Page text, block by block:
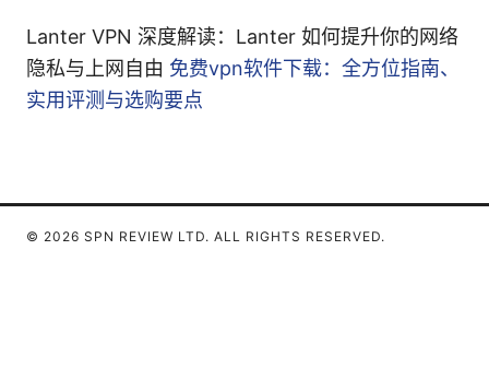
Lanter VPN 深度解读：Lanter 如何提升你的网络
隐私与上网自由 免费vpn软件下载：全方位指南、
实用评测与选购要点
© 2026 SPN REVIEW LTD. ALL RIGHTS RESERVED.